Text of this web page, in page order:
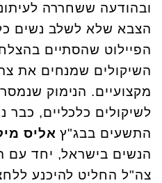
ובהודעה ששחררה
הצבא שלא לשלב נשים
הפיילוט שהסתיים
השיקולים שמנחים את
מקצועיים. הנימוק
לשיקולים כלכליים,
התשעים בבג"ץ אליס
הנשים בישראל, יחד עם
צה"ל החליט להיכנע